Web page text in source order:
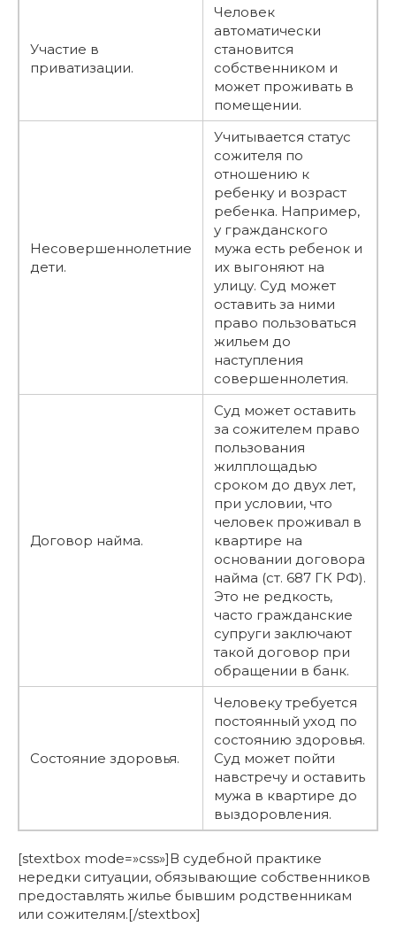
Участие в
приватизации.
Человек
автоматически
становится
собственником и
может проживать в
помещении.
Несовершеннолетние
дети.
Учитывается статус
сожителя по
отношению к
ребенку и возраст
ребенка. Например,
у гражданского
мужа есть ребенок и
их выгоняют на
улицу. Суд может
оставить за ними
право пользоваться
жильем до
наступления
совершеннолетия.
Договор найма.
Суд может оставить
за сожителем право
пользования
жилплощадью
сроком до двух лет,
при условии, что
человек проживал в
квартире на
основании договора
найма (ст. 687 ГК РФ).
Это не редкость,
часто гражданские
супруги заключают
такой договор при
обращении в банк.
Состояние здоровья.
Человеку требуется
постоянный уход по
состоянию здоровья.
Суд может пойти
навстречу и оставить
мужа в квартире до
выздоровления.
[stextbox mode=»css»]В судебной практике
нередки ситуации, обязывающие собственников
предоставлять жилье бывшим родственникам
или сожителям.[/stextbox]